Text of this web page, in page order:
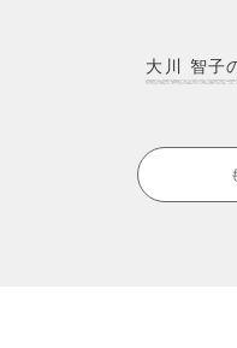
大川 智子